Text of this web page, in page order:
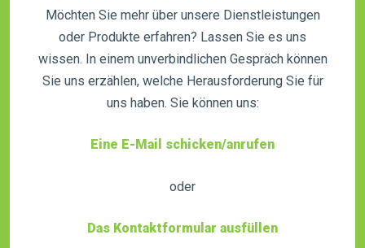
Möchten Sie mehr über unsere Dienstleistungen
oder Produkte erfahren? Lassen Sie es uns
wissen. In einem unverbindlichen Gespräch können
Sie uns erzählen, welche Herausforderung Sie für
uns haben. Sie können uns:
Eine E-Mail schicken/anrufen
oder
Das Kontaktformular ausfüllen